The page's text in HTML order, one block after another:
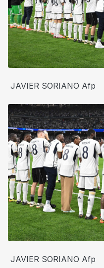
JAVIER SORIANO Afp
JAVIER SORIANO Afp